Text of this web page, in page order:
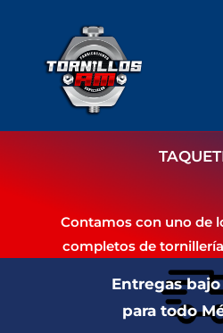
Contamos con uno de
completos de
Entregas
para todo